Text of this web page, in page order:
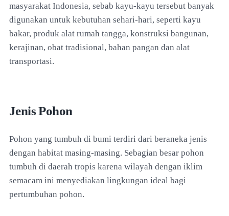
masyarakat Indonesia, sebab kayu-kayu tersebut banyak
digunakan untuk kebutuhan sehari-hari, seperti kayu
bakar, produk alat rumah tangga, konstruksi bangunan,
kerajinan, obat tradisional, bahan pangan dan alat
transportasi.
Jenis Pohon
Pohon yang tumbuh di bumi terdiri dari beraneka jenis
dengan habitat masing-masing. Sebagian besar pohon
tumbuh di daerah tropis karena wilayah dengan iklim
semacam ini menyediakan lingkungan ideal bagi
pertumbuhan pohon.